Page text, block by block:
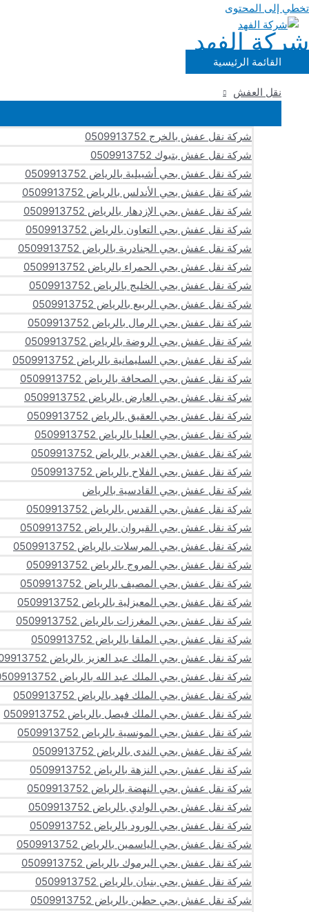
تخطي إلى المحتوى
شركة الفهد
القائمة الرئيسية
نقل العفش
شركة نقل عفش بالخرج 0509913752
شركة نقل عفش بتبوك 0509913752
شركة نقل عفش بحي أشبيلية بالرياض 0509913752
شركة نقل عفش بحي الأندلس بالرياض 0509913752
شركة نقل عفش بحي الإزدهار بالرياض 0509913752
شركة نقل عفش بحي التعاون بالرياض 0509913752
شركة نقل عفش بحي الجنادرية بالرياض 0509913752
شركة نقل عفش بحي الحمراء بالرياض 0509913752
شركة نقل عفش بحي الخليج بالرياض 0509913752
شركة نقل عفش بحي الربيع بالرياض 0509913752
شركة نقل عفش بحي الرمال بالرياض 0509913752
شركة نقل عفش بحي الروضة بالرياض 0509913752
شركة نقل عفش بحي السليمانية بالرياض 0509913752
شركة نقل عفش بحي الصحافة بالرياض 0509913752
شركة نقل عفش بحي العارض بالرياض 0509913752
شركة نقل عفش بحي العقيق بالرياض 0509913752
شركة نقل عفش بحي العليا بالرياض 0509913752
شركة نقل عفش بحي الغدير بالرياض 0509913752
شركة نقل عفش بحي الفلاح بالرياض 0509913752
شركة نقل عفش بحي القادسية بالرياض
شركة نقل عفش بحي القدس بالرياض 0509913752
شركة نقل عفش بحي القيروان بالرياض 0509913752
شركة نقل عفش بحي المرسلات بالرياض 0509913752
شركة نقل عفش بحي المروج بالرياض 0509913752
شركة نقل عفش بحي المصيف بالرياض 0509913752
شركة نقل عفش بحي المعيزلية بالرياض 0509913752
شركة نقل عفش بحي المغرزات بالرياض 0509913752
شركة نقل عفش بحي الملقا بالرياض 0509913752
شركة نقل عفش بحي الملك عبد العزيز بالرياض 0509913752
شركة نقل عفش بحي الملك عبد الله بالرياض 0509913752
شركة نقل عفش بحي الملك فهد بالرياض 0509913752
شركة نقل عفش بحي الملك فيصل بالرياض 0509913752
شركة نقل عفش بحي المونسية بالرياض 0509913752
شركة نقل عفش بحي الندى بالرياض 0509913752
شركة نقل عفش بحي النزهة بالرياض 0509913752
شركة نقل عفش بحي النهضة بالرياض 0509913752
شركة نقل عفش بحي الوادي بالرياض 0509913752
شركة نقل عفش بحي الورود بالرياض 0509913752
شركة نقل عفش بحي الياسمين بالرياض 0509913752
شركة نقل عفش بحي اليرموك بالرياض 0509913752
شركة نقل عفش بحي بنبان بالرياض 0509913752
شركة نقل عفش بحي حطين بالرياض 0509913752